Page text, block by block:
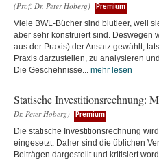
(Prof. Dr. Peter Hoberg) Premium
Viele BWL-Bücher sind blutleer, weil
aber sehr konstruiert sind. Deswegen
aus der Praxis) der Ansatz gewählt,
Praxis darzustellen, zu analysieren
Die Geschehnisse... mehr lesen
Statische Investitionsrechnung:
Dr. Peter Hoberg)
Premium
Die statische Investitionsrechnung
eingesetzt. Daher sind die üblichen
Beiträgen dargestellt und kritisiert